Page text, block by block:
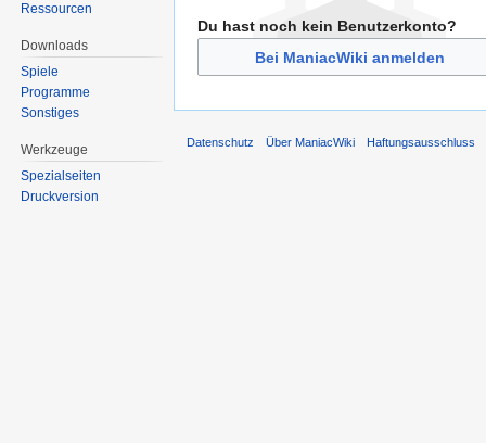
Du hast noch kein Benutzerkonto?
Bei ManiacWiki anmelden
Ressourcen
Downloads
Spiele
Programme
Sonstiges
Werkzeuge
Spezialseiten
Druckversion
Datenschutz Über ManiacWiki Haftungsausschluss